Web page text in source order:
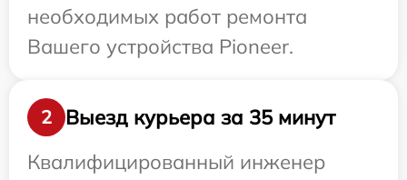
необходимых работ ремонта
Вашего устройства Pioneer.
2
Выезд курьера за 35 минут
Квалифицированный инженер